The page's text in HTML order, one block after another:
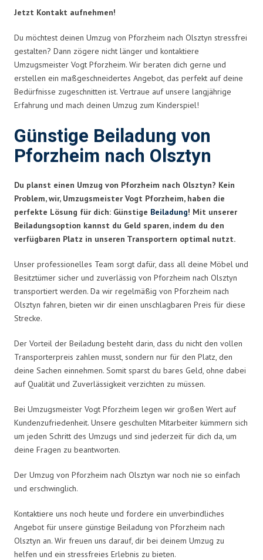
Jetzt Kontakt aufnehmen!
Du möchtest deinen Umzug von Pforzheim nach Olsztyn stressfrei
gestalten? Dann zögere nicht länger und kontaktiere
Umzugsmeister Vogt Pforzheim. Wir beraten dich gerne und
erstellen ein maßgeschneidertes Angebot, das perfekt auf deine
Bedürfnisse zugeschnitten ist. Vertraue auf unsere langjährige
Erfahrung und mach deinen Umzug zum Kinderspiel!
Günstige Beiladung von
Pforzheim nach Olsztyn
Du planst einen Umzug von Pforzheim nach Olsztyn? Kein
Problem, wir, Umzugsmeister Vogt Pforzheim, haben die
perfekte Lösung für dich: Günstige Beiladung! Mit unserer
Beiladungsoption kannst du Geld sparen, indem du den
verfügbaren Platz in unseren Transportern optimal nutzt.
Unser professionelles Team sorgt dafür, dass all deine Möbel und
Besitztümer sicher und zuverlässig von Pforzheim nach Olsztyn
transportiert werden. Da wir regelmäßig von Pforzheim nach
Olsztyn fahren, bieten wir dir einen unschlagbaren Preis für diese
Strecke.
Der Vorteil der Beiladung besteht darin, dass du nicht den vollen
Transporterpreis zahlen musst, sondern nur für den Platz, den
deine Sachen einnehmen. Somit sparst du bares Geld, ohne dabei
auf Qualität und Zuverlässigkeit verzichten zu müssen.
Bei Umzugsmeister Vogt Pforzheim legen wir großen Wert auf
Kundenzufriedenheit. Unsere geschulten Mitarbeiter kümmern sich
um jeden Schritt des Umzugs und sind jederzeit für dich da, um
deine Fragen zu beantworten.
Der Umzug von Pforzheim nach Olsztyn war noch nie so einfach
und erschwinglich.
Kontaktiere uns noch heute und fordere ein unverbindliches
Angebot für unsere günstige Beiladung von Pforzheim nach
Olsztyn an. Wir freuen uns darauf, dir bei deinem Umzug zu
helfen und ein stressfreies Erlebnis zu bieten.